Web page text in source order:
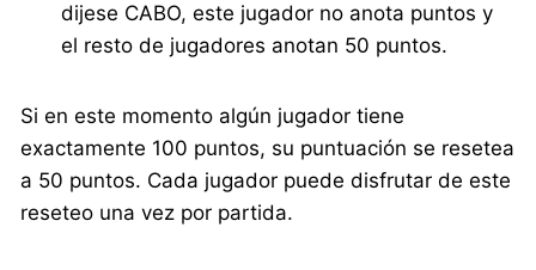
dijese CABO, este jugador no anota puntos y
el resto de jugadores anotan 50 puntos.
Si en este momento algún jugador tiene
exactamente 100 puntos, su puntuación se resetea
a 50 puntos. Cada jugador puede disfrutar de este
reseteo una vez por partida.